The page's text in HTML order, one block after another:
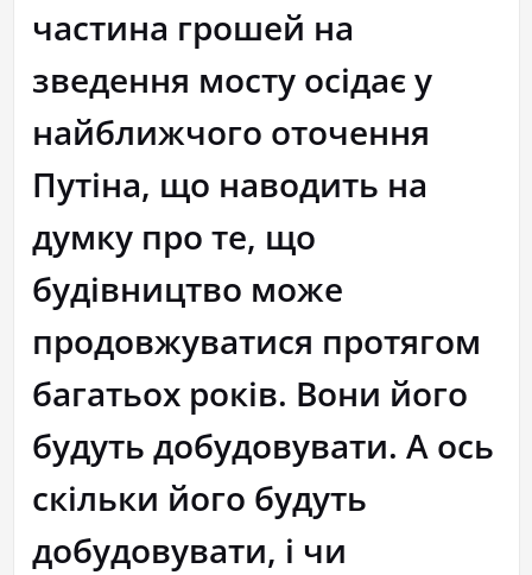
частина грошей на
зведення мосту осідає у
найближчого оточення
Путіна, що наводить на
думку про те, що
будівництво може
продовжуватися протягом
багатьох років. Вони його
будуть добудовувати. А ось
скільки його будуть
добудовувати, і чи